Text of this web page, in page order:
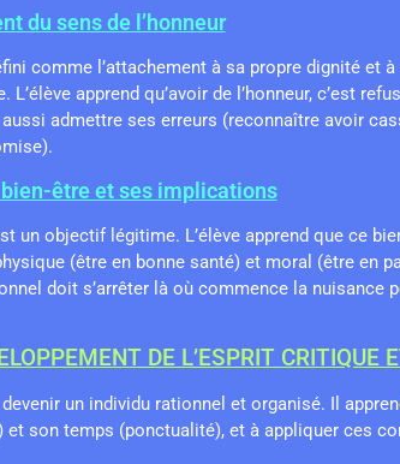
du sens de l’honneur
comme l’attachement à sa propre dignité et
L’élève apprend qu’avoir de l’honneur, c’est
aussi admettre ses erreurs (reconnaître avoir
être et ses implications
un objectif légitime. L’élève apprend que ce
(être en bonne santé) et moral (être en
doit s’arrêter là où commence la nuisance
DE L’ESPRIT CRITIQUE
un individu rationnel et organisé. Il
et son temps (ponctualité), et à appliquer ces